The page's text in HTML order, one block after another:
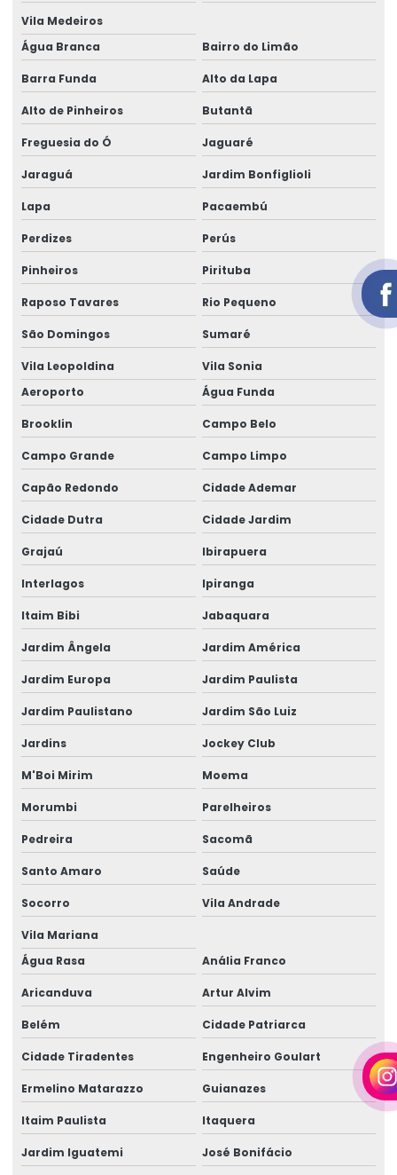
Aluguel de gerador para obra em salvador
Aluguel de gerador pequeno
Aluguel de gerador pequeno preço
Aluguel de gerador pequeno valor
Aluguel de gerador preço diária
Aluguel de gerador quanto custa
Aluguel de gerador em salvador
Aluguel de gerador trifásico
Aluguel de gerador trifásico em salvador
Aluguel de geradores de energia telefone
Aluguel de geradores para eventos
Aluguel de geradores para eventos valores
Aluguel de um gerador
área de locação de geradores
Cabo elétrico de 16 mm
Cabo elétrico de 16mm
Cabo eletrico de 2 5mm
Cabo elétrico de 25 mm
Cabo elétrico 35mm
Cabo elétrico de 4 mm
Cabo elétrico para iluminação
Empresa de aluguel de gerador
Empresa de aluguel de gerador em camaçari
Empresa de gerador de energia em camaçari
Empresa de gerador para eventos
Empresa de gerador para eventos em camaçari
Empresa de geradores
Empresa de geradores em camaçari
Empresa de locação de geradores
Empresa de locação de geradores em camaçari
Vila Medeiros
Água Branca
Bairro do Limão
Barra Funda Alto da Lapa
Alto de Pinheiros Butantã
Freguesia do Ó Jaguaré
Jaraguá Jardim Bonfiglioli
Lapa Pacaembú
Perdizes Perús
Pinheiros Pirituba
Raposo Tavares Rio Pequeno
São Domingos Sumaré
Vila Leopoldina
Vila Sonia
Aeroporto
Água Funda
Brooklin Campo Belo
Campo Grande Campo Limpo
Capão Redondo Cidade Ademar
Cidade Dutra Cidade Jardim
Grajaú Ibirapuera
Interlagos Ipiranga
Itaim Bibi Jabaquara
Jardim Ângela Jardim América
Jardim Europa Jardim Paulista
Jardim Paulistano Jardim São Luiz
Jardins Jockey Club
M'Boi Mirim Moema
Morumbi Parelheiros
Pedreira Sacomã
Santo Amaro Saúde
Socorro Vila Andrade
Vila Mariana
Água Rasa
Anália Franco
Aricanduva Artur Alvim
Belém Cidade Patriarca
Cidade Tiradentes Engenheiro Goulart
Ermelino Matarazzo Guianazes
Itaim Paulista Itaquera
Jardim Iguatemi José Bonifácio